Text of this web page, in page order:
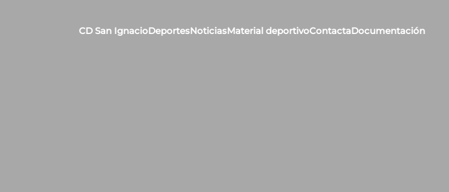
CD San IgnacioDeportesNoticiasMaterial deportivoContactaDocumentación